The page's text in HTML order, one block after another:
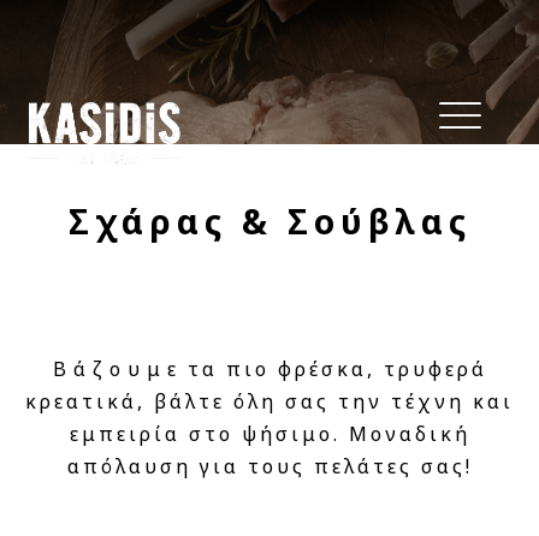
Σχάρας & Σούβλας
Βάζουμε τα πιο φρέσκα, τρυφερά
κρεατικά, βάλτε όλη σας την τέχνη και
εμπειρία στο ψήσιμο. Μοναδική
απόλαυση για τους πελάτες σας!